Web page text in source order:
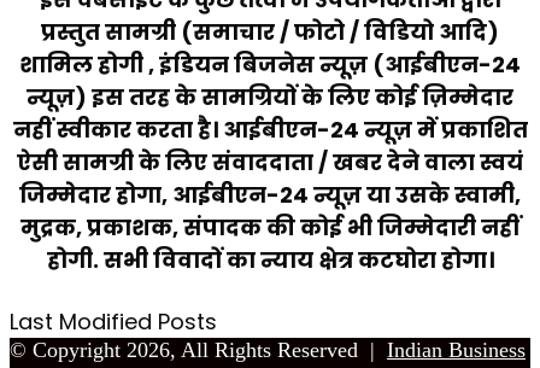
प्रस्तुत सामग्री (समाचार / फोटो / विडियो आदि)
शामिल होगी , इंडियन बिजनेस न्यूज़ (आईबीएन-24
न्यूज़) इस तरह के सामग्रियों के लिए कोई ज़िम्मेदार
नहीं स्वीकार करता है। आईबीएन-24 न्यूज़ में प्रकाशित
ऐसी सामग्री के लिए संवाददाता / खबर देने वाला स्वयं
जिम्मेदार होगा, आईबीएन-24 न्यूज़ या उसके स्वामी,
मुद्रक, प्रकाशक, संपादक की कोई भी जिम्मेदारी नहीं
होगी. सभी विवादों का न्याय क्षेत्र कटघोरा होगा।
Last Modified Posts
© Copyright 2026, All Rights Reserved | Indian Business